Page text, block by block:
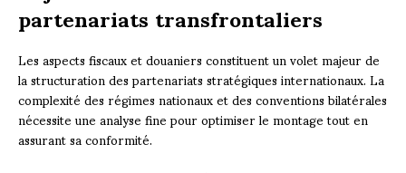
partenariats transfrontaliers
Les aspects fiscaux et douaniers constituent un volet majeur de
la structuration des partenariats stratégiques internationaux. La
complexité des régimes nationaux et des conventions bilatérales
nécessite une analyse fine pour optimiser le montage tout en
assurant sa conformité.